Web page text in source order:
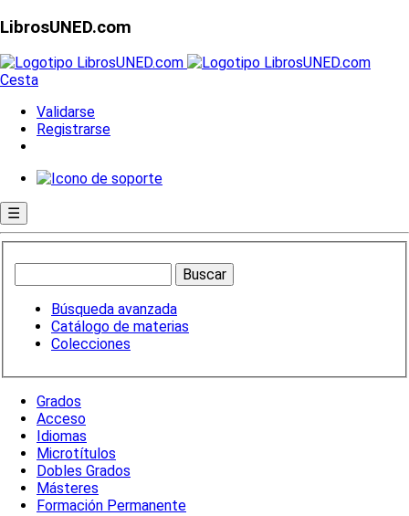
LibrosUNED.com
Cesta
Validarse
Registrarse
☰
Búsqueda avanzada
Catálogo de materias
Colecciones
Grados
Acceso
Idiomas
Microtítulos
Dobles Grados
Másteres
Formación Permanente